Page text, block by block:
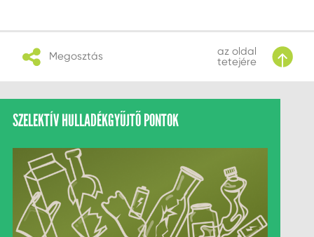
Megosztás
az oldal
tetejére
SZELEKTÍV HULLADÉKGYŰJTŐ PONTOK